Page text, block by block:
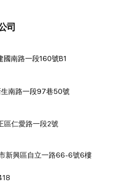
司
國南路一段160號B1
南路一段97巷50號
區仁愛路一段2號
新興區自立一路66-6號6樓